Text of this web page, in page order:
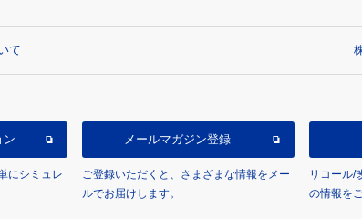
て
ン
にシミュレ
メールマガジン登録
ご登録いただくと、さまざまな情報をメー
ルでお届けします。
リコール/
の情報を